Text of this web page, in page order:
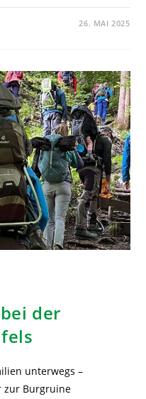
26. MAI 2025
der
unterwegs –
zur Burgruine